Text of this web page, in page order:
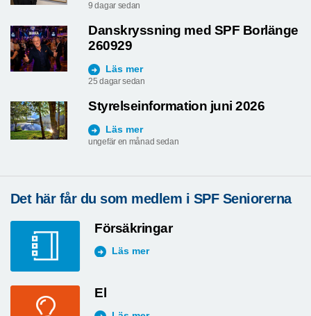
9 dagar sedan
Danskryssning med SPF Borlänge
260929
Läs mer
25 dagar sedan
Styrelseinformation juni 2026
Läs mer
ungefär en månad sedan
Det här får du som medlem i SPF Seniorerna
Försäkringar
Läs mer
El